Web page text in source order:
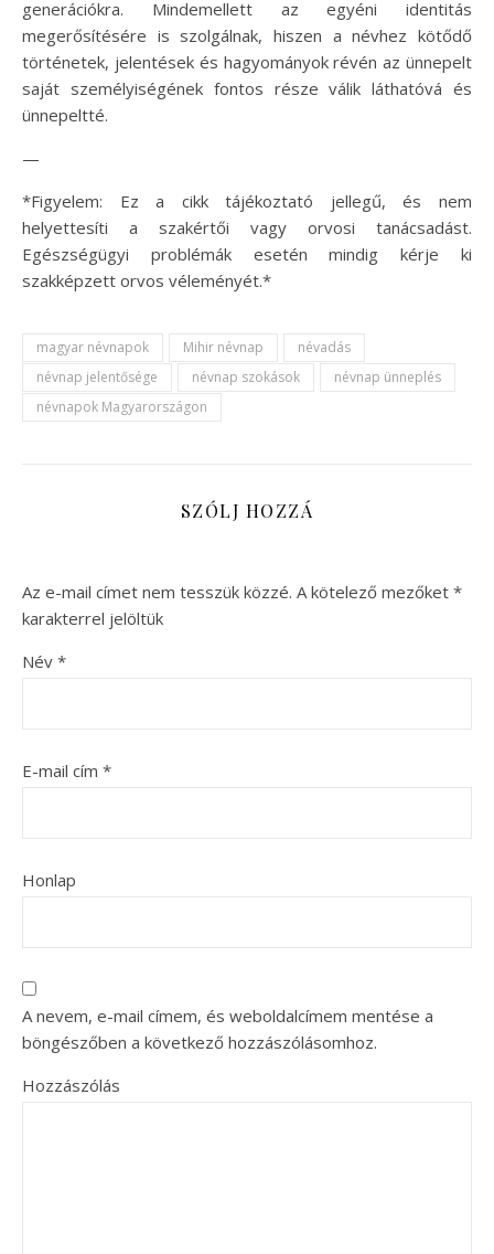
generációkra. Mindemellett az egyéni identitás
megerősítésére is szolgálnak, hiszen a névhez kötődő
történetek, jelentések és hagyományok révén az ünnepelt
saját személyiségének fontos része válik láthatóvá és
ünnepeltté.
—
*Figyelem: Ez a cikk tájékoztató jellegű, és nem
helyettesíti a szakértői vagy orvosi tanácsadást.
Egészségügyi problémák esetén mindig kérje ki
szakképzett orvos véleményét.*
magyar névnapok Mihir névnap
névadás
névnap jelentősége
névnap szokások
névnap ünneplés
névnapok Magyarországon
SZÓLJ HOZZÁ
Az e-mail címet nem tesszük közzé. A kötelező mezőket *
karakterrel jelöltük
Név *
E-mail cím *
Honlap
A nevem, e-mail címem, és weboldalcímem mentése a
böngészőben a következő hozzászólásomhoz.
Hozzászólás